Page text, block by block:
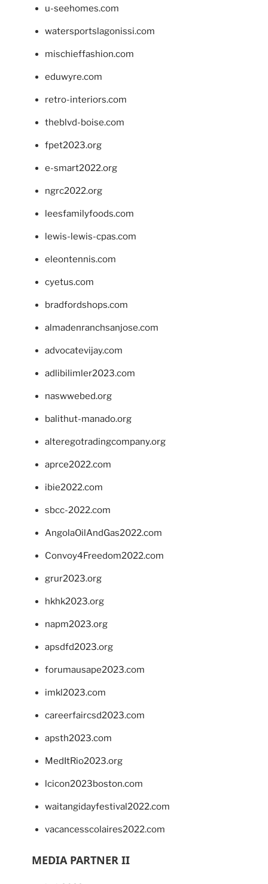
u-seehomes.com
watersportslagonissi.com
mischieffashion.com
eduwyre.com
retro-interiors.com
theblvd-boise.com
fpet2023.org
e-smart2022.org
ngrc2022.org
leesfamilyfoods.com
lewis-lewis-cpas.com
eleontennis.com
cyetus.com
bradfordshops.com
almadenranchsanjose.com
advocatevijay.com
adlibilimler2023.com
naswwebed.org
balithut-manado.org
alteregotradingcompany.org
aprce2022.com
ibie2022.com
sbcc-2022.com
AngolaOilAndGas2022.com
Convoy4Freedom2022.com
grur2023.org
hkhk2023.org
napm2023.org
apsdfd2023.org
forumausape2023.com
imkl2023.com
careerfaircsd2023.com
apsth2023.com
MedItRio2023.org
lcicon2023boston.com
waitangidayfestival2022.com
vacancesscolaires2022.com
MEDIA PARTNER II